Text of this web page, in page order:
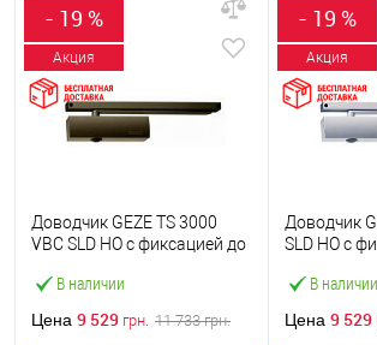
- 19 %
Акция
В наличии
Доводчик GEZE TS 3000
VBC SLD HO с фиксацией до
Цена 9 529 грн. 11 733грн.
- 19 %
Акция
В наличии
Доводчик
SLD HO с
Цена 9 529